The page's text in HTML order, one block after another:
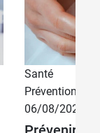
Santé
Prévention
06/08/2026